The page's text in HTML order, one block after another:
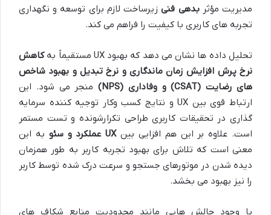
مدیریت مؤثربدهی فنیزیرساخت لازم برای توسعه و نگهداری
تجربه های کاربری با کیفیت را فراهم می کند.
تحلیل داده ها نشان می دهد که بهبود UX مستقیماً به
کاهش
نرخ پرش افزایش زمان ماندگاری و نرخ تبدیل و بهبود شاخص
های رضایت(CSAT) و وفاداری (NPS)
منجر می شود. این
ارتباط قوی بین UX و نتایج کسب وکار توجیه کننده سرمایه
گذاری در تحقیقات کاربری طراحی تکرارشونده و تست مستمر
است. علاوه بر این هم افزایی بینUXعملکرد و سئو به این
معنی است که تلاش برای بهبود تجربه کاربر به طور همزمان
دیده شدن در موتورهای جستجو و سرعت درک شده توسط کاربر
را نیز بهبود می بخشد.
با وجود چالش هایی مانند محدودیت منابع شکاف های